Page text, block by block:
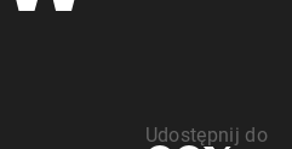
Udostępnij do